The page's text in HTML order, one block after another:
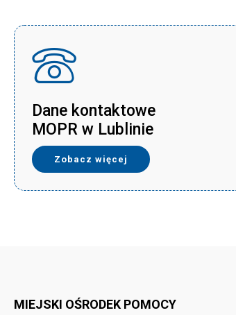
Dane kontaktowe
MOPR w Lublinie
Zobacz więcej
MIEJSKI OŚRODEK POMOCY